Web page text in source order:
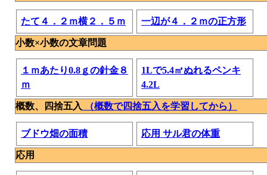
たて４．２ｍ横２．５ｍ 一辺が４．２ｍの正方形
小数×小数の文章問題
１ｍあたり0.8ｇの針金８
ｍ
1Lで5.4㎡ぬれるペンキ
4.2L
概数、四捨五入 （概数で四捨五入を学習してから）
ブドウ畑の面積 応用 サル君の体重
応用